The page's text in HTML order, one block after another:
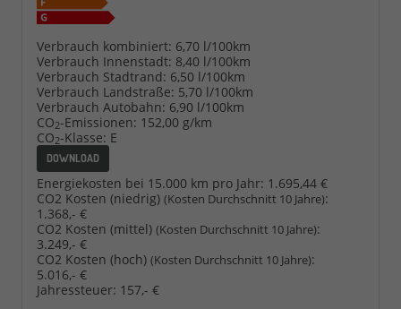
Verbrauch kombiniert: 6,70 l/100km
Verbrauch Innenstadt: 8,40 l/100km
Verbrauch Stadtrand: 6,50 l/100km
Verbrauch Landstraße: 5,70 l/100km
Verbrauch Autobahn: 6,90 l/100km
CO2-Emissionen: 152,00 g/km
CO2-Klasse: E
DOWNLOAD
Energiekosten bei 15.000 km pro Jahr: 1.695,44 €
CO2 Kosten (niedrig) (Kosten Durchschnitt 10 Jahre):
1.368,- €
CO2 Kosten (mittel) (Kosten Durchschnitt 10 Jahre):
3.249,- €
CO2 Kosten (hoch) (Kosten Durchschnitt 10 Jahre):
5.016,- €
Jahressteuer: 157,- €